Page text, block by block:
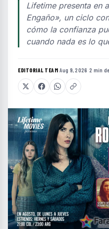
Lifetime presenta en
Engaño», un ciclo
cómo la confianza
cuando nada es lo
EDITORIAL TEAM·Aug 9, 2026 ·2 min